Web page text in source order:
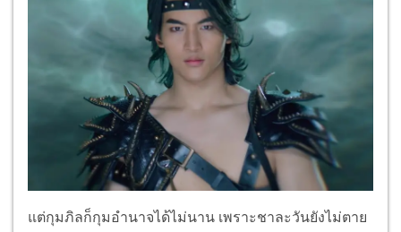
แต่กุมภิลก็กุมอำนาจได้ไม่นาน เพราะชาละวันยังไม่ตาย